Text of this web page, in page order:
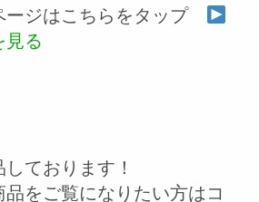
ージはこちらをタップ
見る
ております！
をご覧になりたい方はコ